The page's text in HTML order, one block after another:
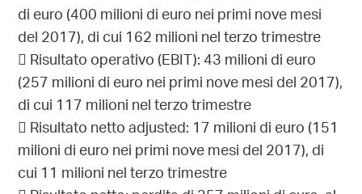
di euro (400 milioni di euro nei primi nove mesi
del 2017), di cui 162 milioni nel terzo trimestre
 Risultato operativo (EBIT): 43 milioni di euro
(257 milioni di euro nei primi nove mesi del 2017),
di cui 117 milioni nel terzo trimestre
 Risultato netto adjusted: 17 milioni di euro (151
milioni di euro nei primi nove mesi del 2017), di
cui 11 milioni nel terzo trimestre